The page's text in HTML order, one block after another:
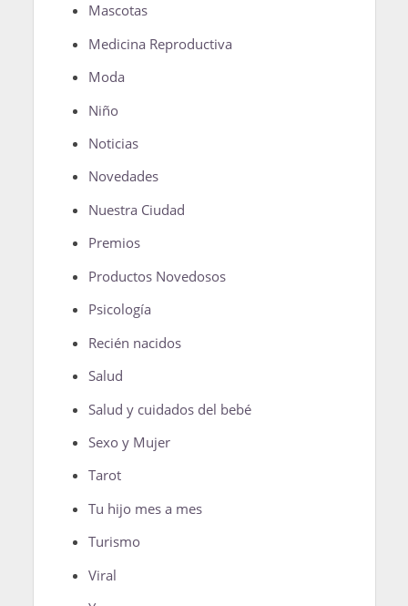
Mascotas
Medicina Reproductiva
Moda
Niño
Noticias
Novedades
Nuestra Ciudad
Premios
Productos Novedosos
Psicología
Recién nacidos
Salud
Salud y cuidados del bebé
Sexo y Mujer
Tarot
Tu hijo mes a mes
Turismo
Viral